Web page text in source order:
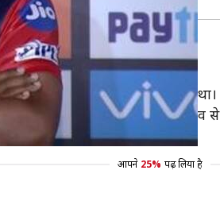
था- आमरे
फॉर्म से जूझते हुए खेलने पहुंचा
हमने कोशिश की थी कि पंत को
आपने 25% पढ़ लिया है